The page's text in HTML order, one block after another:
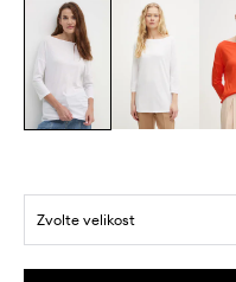
Zvolte velikost